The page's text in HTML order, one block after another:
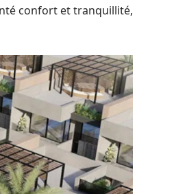
confort et tranquillité,